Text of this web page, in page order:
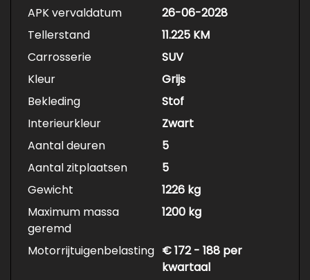
APK vervaldatum
26-06-2028
Tellerstand
11.225 KM
Carrosserie
SUV
Kleur
Grijs
Bekleding
Stof
Interieurkleur
Zwart
Aantal deuren
5
Aantal zitplaatsen
5
Gewicht
1226 kg
Maximum massa
geremd
1200 kg
Motorrijtuigenbelasting € 172 - 188 per
kwartaal